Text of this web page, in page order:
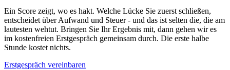
Ein Score zeigt, wo es hakt. Welche Lücke Sie zuerst schließen,
entscheidet über Aufwand und Steuer - und das ist selten die, die am
lautesten wehtut. Bringen Sie Ihr Ergebnis mit, dann gehen wir es
im kostenfreien Erstgespräch gemeinsam durch. Die erste halbe
Stunde kostet nichts.
Erstgespräch vereinbaren